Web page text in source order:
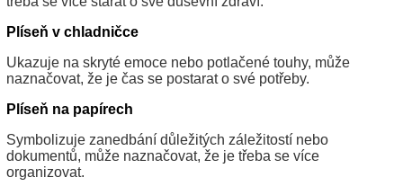
Plíseň v chladničce
Ukazuje na skryté emoce nebo potlačené touhy, může
naznačovat, že je čas se postarat o své potřeby.
Plíseň na papírech
Symbolizuje zanedbání důležitých záležitostí nebo
dokumentů, může naznačovat, že je třeba se více
organizovat.